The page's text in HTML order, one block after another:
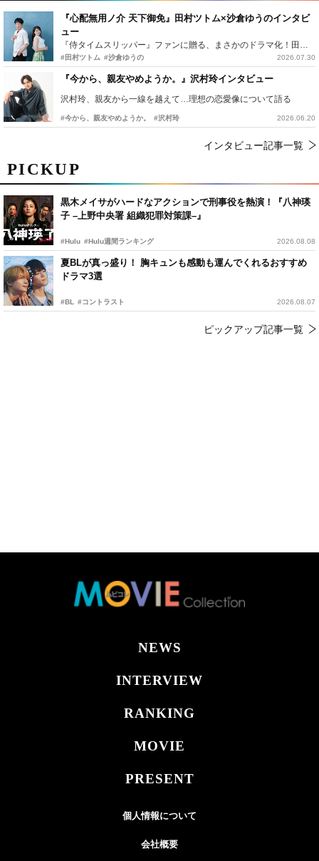
PICKUP
黒木メイサがハードなアクションで刑事役を熱演！『八神瑛
子 –上野中央署 組織犯罪対策課–』
#Hulu #Hulu週間ランキング 2026.08.08
夏BLが真っ盛り！ 胸キュンも感動も運んでくれるおすすめ
ドラマ3選
#BL #コントラスト 2026.08.07
ピックアップ記事一覧
『心配無用ノ介 天下御免』田村ツトム×沙倉ゆうのインタビ
ュー
『侍タイムスリッパー』ファンに贈る、まさかのドラマ化！田村ツトム×沙倉ゆうのが語る『心配無用ノ介』撮影秘話
#田村ツトム #沙倉ゆうの 2026.07.30
『今から、親友やめようか。』沢村玲インタビュー
沢村玲、親友から一線を越えて…理想の恋愛像について語る
#今から、親友やめようか。 #沢村玲 2026.06.20
インタビュー記事一覧
NEWS
INTERVIEW
RANKING
MOVIE
PRESENT
個人情報について
会社概要